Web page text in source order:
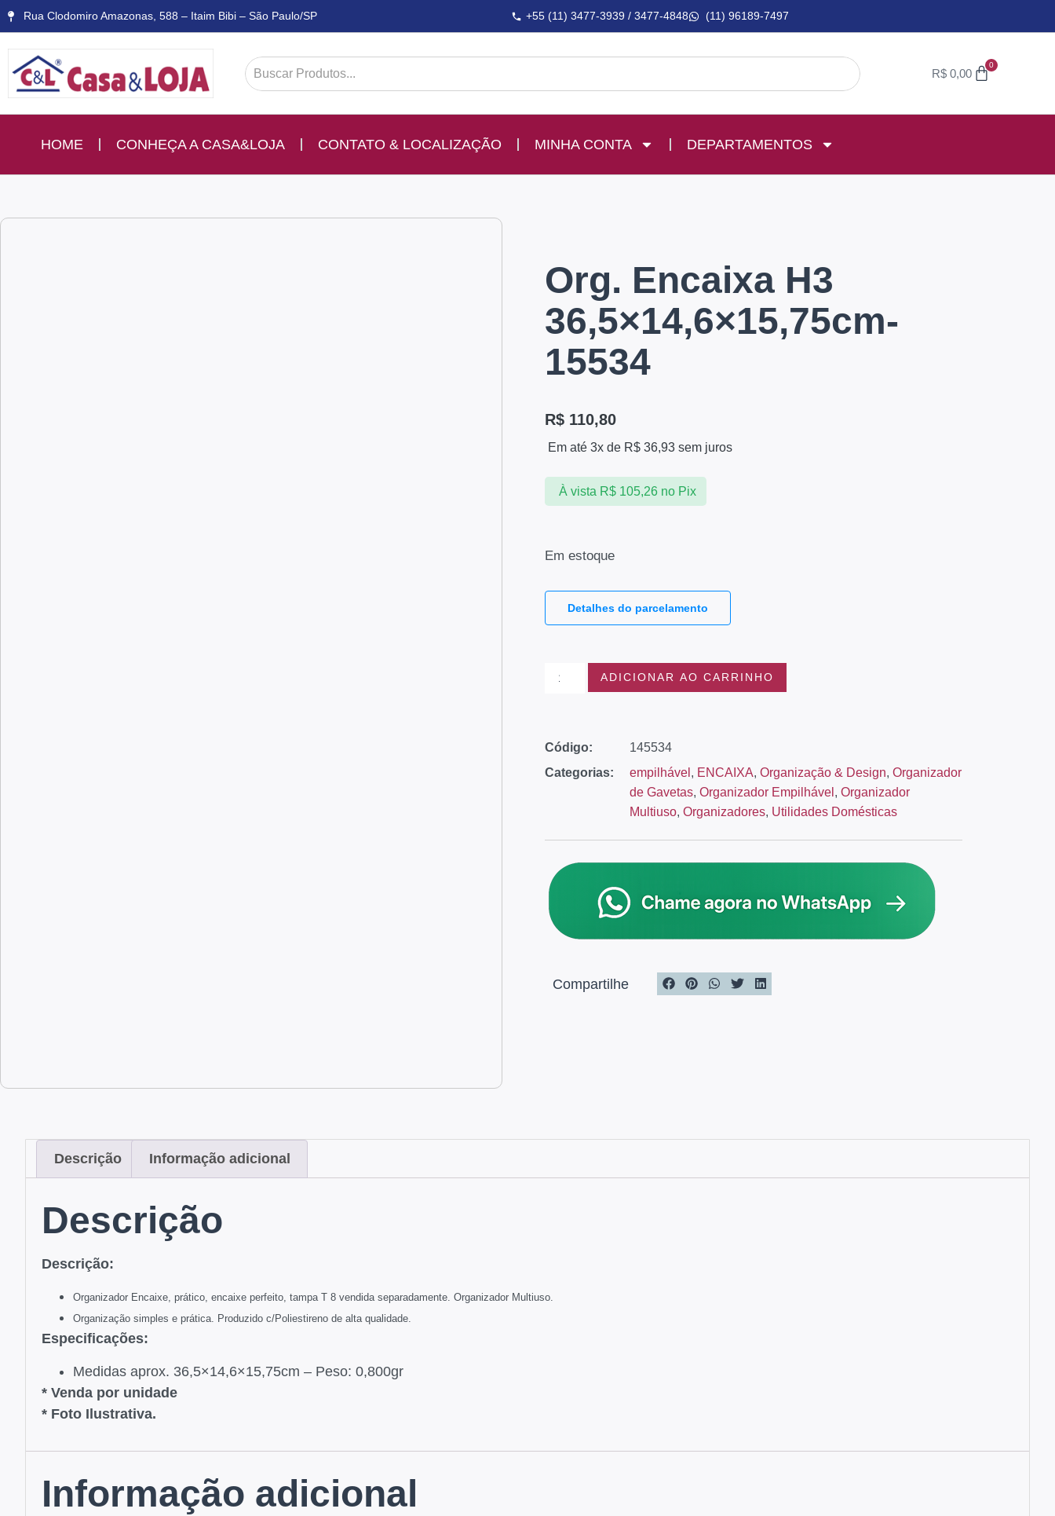
Rua Clodomiro Amazonas, 588 – Itaim Bibi – São Paulo/SP +55 (11) 3477-3939 / 3477-4848 (11) 96189-7497
R$0,00
0
HOME CONHEÇA A CASA&LOJA CONTATO & LOCALIZAÇÃO MINHA CONTA DEPARTAMENTOS
Org. Encaixa H3
36,5×14,6×15,75cm-
15534
R$ 110,80
Em até 3x de R$ 36,93 sem juros
À vista R$105,26 no Pix
Em estoque
Detalhes do parcelamento
ADICIONAR AO CARRINHO
Código:
145534
Categorias:
empilhável , ENCAIXA, Organização & Design, Organizador
de Gavetas, Organizador Empilhável , Organizador
Multiuso, Organizadores, Utilidades Domésticas
Compartilhe
Descrição Informação adicional
Descrição
Descrição:
Organizador Encaixe, prático, encaixe perfeito, tampa T 8 vendida separadamente. Organizador Multiuso.
Organização simples e prática. Produzido c/Poliestireno de alta qualidade.
Especificações:
Medidas aprox. 36,5×14,6×15,75cm – Peso: 0,800gr
* Venda por unidade
* Foto Ilustrativa.
Informação adicional